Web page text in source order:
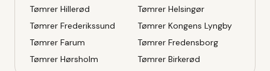
Tømrer Hillerød Tømrer Helsingør
Tømrer Frederikssund Tømrer Kongens Lyngby
Tømrer Farum Tømrer Fredensborg
Tømrer Hørsholm Tømrer Birkerød